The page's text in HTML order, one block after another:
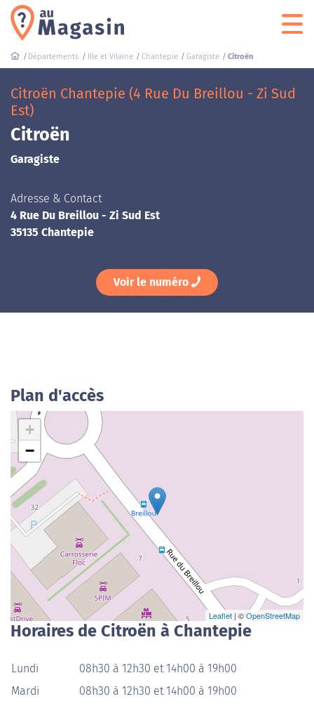
Départements Ille et Vilaine Chantepie Garagiste Citroën
Citroën Chantepie (4 Rue Du Breillou - Zi Sud
Est)
Citroën
Garagiste
Adresse & Contact
4 Rue Du Breillou - Zi Sud Est
35135 Chantepie
Voir le numéro
Plan d'accès
+
−
Leaflet | ©OpenStreetMap
Horaires de Citroën à Chantepie
Lundi
08h30 à 12h30 et 14h00 à 19h00
Mardi
08h30 à 12h30 et 14h00 à 19h00